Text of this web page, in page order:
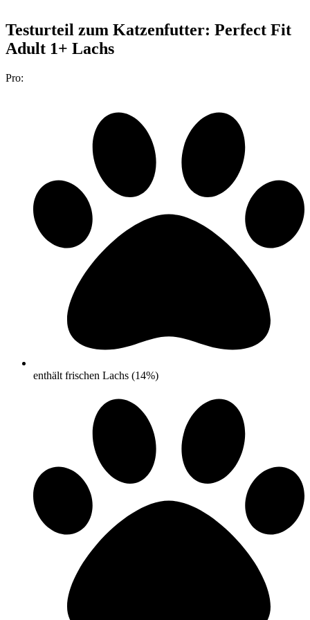
Testurteil zum Katzenfutter: Perfect Fit
Adult 1+ Lachs
Pro:
enthält frischen Lachs (14%)